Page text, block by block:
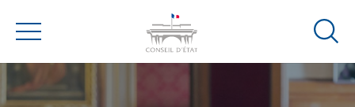
Menu
Ouvrir